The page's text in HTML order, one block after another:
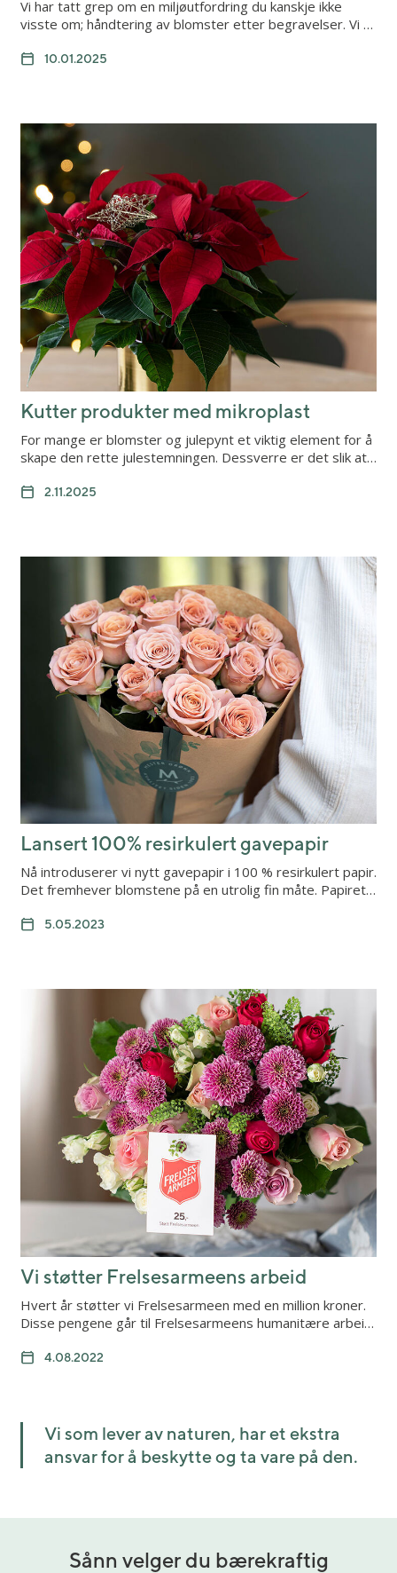
Vi har tatt grep om en miljøutfordring du kanskje ikke
visste om; håndtering av blomster etter begravelser. Vi …
10.01.2025
Kutter produkter med mikroplast
For mange er blomster og julepynt et viktig element for å
skape den rette julestemningen. Dessverre er det slik at…
2.11.2025
Lansert 100% resirkulert gavepapir
Nå introduserer vi nytt gavepapir i 100 % resirkulert papir.
Det fremhever blomstene på en utrolig fin måte. Papiret…
5.05.2023
Vi støtter Frelsesarmeens arbeid
Hvert år støtter vi Frelsesarmeen med en million kroner.
Disse pengene går til Frelsesarmeens humanitære arbei…
4.08.2022
Vi som lever av naturen, har et ekstra
ansvar for å beskytte og ta vare på den.
Sånn velger du bærekraftig